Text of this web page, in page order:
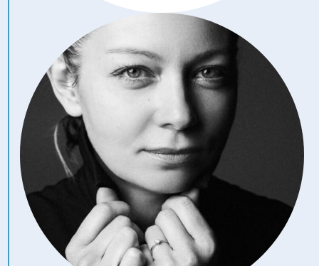
Зарегистрироваться
Нажимая на кнопку, вы даете согласие на обработку своих
персональных данных и соглашаетесь сполитикой
конфиденциальности
ЗАРЕГИСТРИРУЙТЕСЬ
СЕЙЧАС